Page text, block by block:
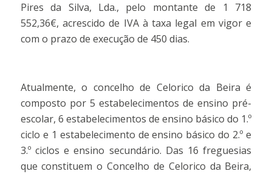
Pires da Silva, Lda., pelo montante de 1 718
552,36€, acrescido de IVA à taxa legal em vigor e
com o prazo de execução de 450 dias.
Atualmente, o concelho de Celorico da Beira é
composto por 5 estabelecimentos de ensino pré-
escolar, 6 estabelecimentos de ensino básico do 1.º
ciclo e 1 estabelecimento de ensino básico do 2.º e
3.º ciclos e ensino secundário. Das 16 freguesias
que constituem o Concelho de Celorico da Beira,